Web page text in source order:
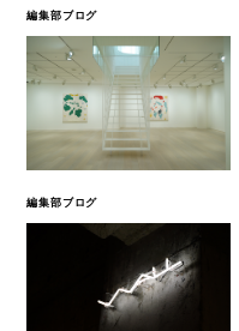
編集部ブログ
編集部ブログ